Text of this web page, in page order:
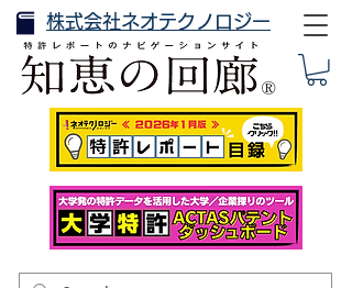
株式会社ネオテクノロジー